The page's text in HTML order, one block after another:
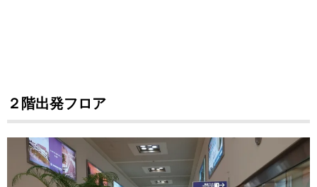
２階出発フロア